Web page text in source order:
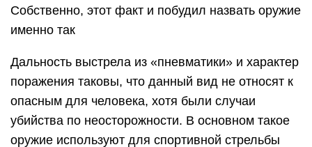
Собственно, этот факт и побудил назвать оружие
именно так
Дальность выстрела из «пневматики» и характер
поражения таковы, что данный вид не относят к
опасным для человека, хотя были случаи
убийства по неосторожности. В основном такое
оружие используют для спортивной стрельбы